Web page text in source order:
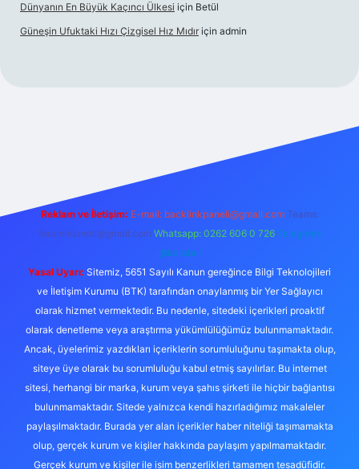
Dünyanın En Büyük Kaçıncı Ülkesi için Betül
Güneşin Ufuktaki Hızı Çizgisel Hız Mıdır için admin
Reklam ve İletişim: E-mail: backlinkpaneli@gmail.com Teams:
forumhizmeti@gmail.com Whatsapp: 0262 606 0 726 Telegram:
@karabul
Yasal Uyarı: Sitemiz, 5651 Sayılı Kanun gereğince Bilgi Teknolojileri
ve İletişim Kurumu (BTK) tarafından onaylanmış bir Yer Sağlayıcı
olarak hizmet vermektedir. Bu nedenle, sitedeki içerikleri proaktif
olarak denetleme veya araştırma yükümlülüğümüz bulunmamaktadır.
Ancak, üyelerimiz yazdıkları içeriklerin sorumluluğunu taşımakta olup,
siteye üye olarak bu sorumluluğu kabul etmiş sayılırlar. Bu internet
sitesi, herhangi bir marka, kurum veya şahıs şirketi ile hiçbir bağlantısı
bulunmamaktadır. Sitede yalnızca kendi hazırladığımız makaleler
paylaşılmaktadır. Burada yer alan içerikler haber niteliği taşımamakta
olup, gerçek kurum ve kişiler hakkında paylaşım yapılmamaktadır.
Gerçek kurum ve kişiler ile isim benzerlikleri tamamen tesadüfidir.